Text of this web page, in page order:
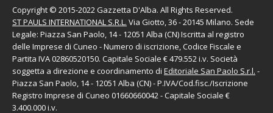
Copyright © 2015-2022 Gazzetta D'Alba. All Rights Reserved.
ST PAULS INTERNATIONAL S.R.L. Via Giotto, 36 - 20145 Milano. Sede
Legale: Piazza San Paolo, 14 - 12051 Alba (CN) Iscritta al registro
delle Imprese di Cuneo - Numero di iscrizione, Codice Fiscale e
Partita IVA 02860520150. Capitale Sociale € 479.552 i.v. Società
soggetta a direzione e coordinamento di Editoriale San Paolo S.r.l. -
Piazza San Paolo, 14 - 12051 Alba (CN) - P.IVA/Cod.fisc./Iscrizione
Registro Imprese di Cuneo 01660660042 - Capitale Sociale €
3.400.000 i.v.